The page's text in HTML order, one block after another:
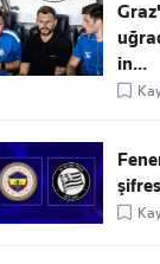
in...